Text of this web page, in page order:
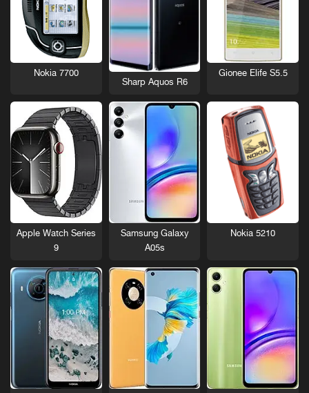
Gionee Elife S5.5
Sharp Aquos R6
Nokia 7700
Nokia 5210
Samsung Galaxy
A05s
Apple Watch Series
9